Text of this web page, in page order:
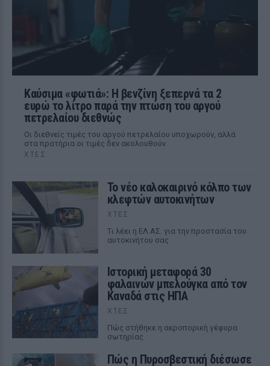
Καύσιμα «φωτιά»: Η βενζίνη ξεπερνά τα 2
ευρώ το λίτρο παρά την πτώση του αργού
πετρελαίου διεθνώς
Οι διεθνείς τιμές του αργού πετρελαίου υποχωρούν, αλλά
στα πρατήρια οι τιμές δεν ακολουθούν
ΧΤΕΣ
Το νέο καλοκαιρινό κόλπο των
κλεφτών αυτοκινήτων
ΧΤΕΣ
Tι λέει η ΕΛ.ΑΣ. για την προστασία του
αυτοκινήτου σας
Ιστορική μεταφορά 30
φαλαινών μπελούγκα από τον
Καναδά στις ΗΠΑ
ΧΤΕΣ
Πώς στήθηκε η αεροπορική γέφυρα
σωτηρίας
Πώς η Πυροσβεστική διέσωσε